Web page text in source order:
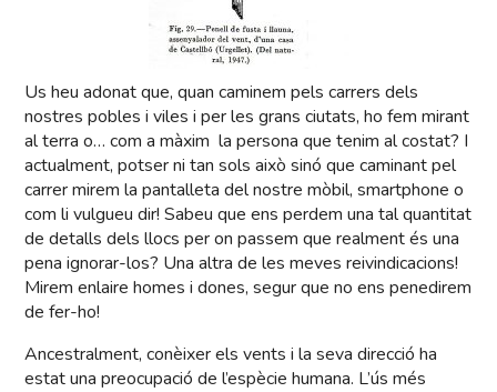
Us heu adonat que, quan caminem pels carrers dels
nostres pobles i viles i per les grans ciutats, ho fem mirant
al terra o… com a màxim la persona que tenim al costat? I
actualment, potser ni tan sols això sinó que caminant pel
carrer mirem la pantalleta del nostre mòbil, smartphone o
com li vulgueu dir! Sabeu que ens perdem una tal quantitat
de detalls dels llocs per on passem que realment és una
pena ignorar-los? Una altra de les meves reivindicacions!
Mirem enlaire homes i dones, segur que no ens penedirem
de fer-ho!
Ancestralment, conèixer els vents i la seva direcció ha
estat una preocupació de l’espècie humana. L’ús més